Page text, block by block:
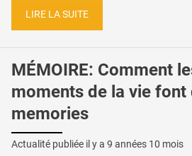
LIRE LA SUITE
MÉMOIRE: Comment
moments de la vie font
memories
Actualité publiée il y a 9 années 10 mois